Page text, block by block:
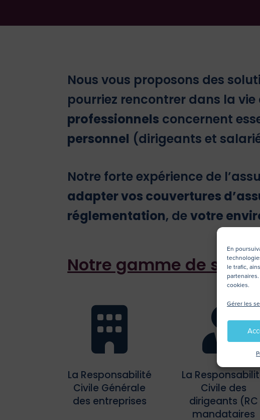
En
le trafic,
cookies.
Gérer les
Nous vous proposons des
pourriez rencontrer dans la
professionnels concernent
personnel (dirigeants et
Notre forte expérience de
adapter vos couvertures
réglementation, devotre
Notre gamme de

La Responsabilité
Civile Générale
des entreprises

La
Civile des
dirigeants (RC
mandataires